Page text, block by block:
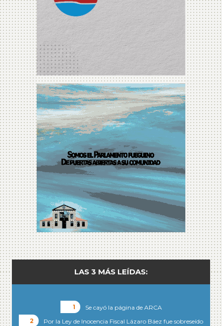
LAS 3 MÁS LEÍDAS:
Se cayó la página de ARCA
Por la Ley de Inocencia Fiscal Lázaro Báez fue sobreseído